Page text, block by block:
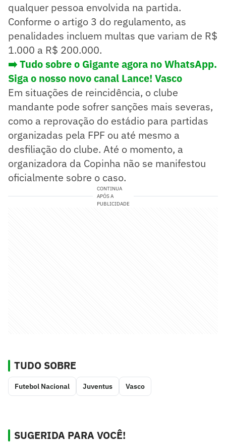
qualquer pessoa envolvida na partida.
Conforme o artigo 3 do regulamento, as
penalidades incluem multas que variam de R$
1.000 a R$ 200.000.
➡️ Tudo sobre o Gigante agora no WhatsApp.
Siga o nosso novo canal Lance! Vasco
Em situações de reincidência, o clube
mandante pode sofrer sanções mais severas,
como a reprovação do estádio para partidas
organizadas pela FPF ou até mesmo a
desfiliação do clube. Até o momento, a
organizadora da Copinha não se manifestou
oficialmente sobre o caso.
CONTINUA
APÓS A
PUBLICIDADE
TUDO SOBRE
Futebol Nacional Juventus Vasco
SUGERIDA PARA VOCÊ!